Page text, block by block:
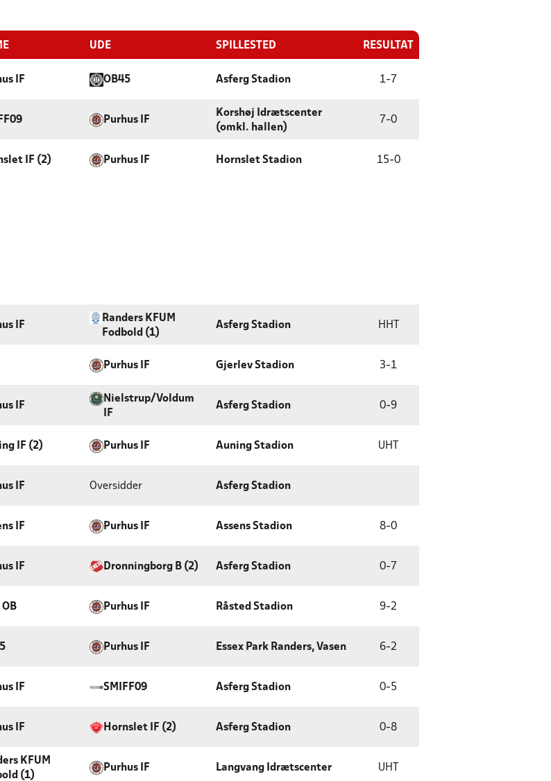
UDE SPILLESTED RESULTAT
IF OB45 Asferg Stadion 1- 7
Purhus IF
Korshøj Idrætscenter
(omkl. hallen)
7 -0
IF (2) Purhus IF Hornslet Stadion 15-0
IF
Randers KFUM
Fodbold (1)
Asferg Stadion HHT
Purhus IF Gjerlev Stadion 3-1
IF
Nielstrup/Voldum
IF
Asferg Stadion 0-9
IF (2) Purhus IF Auning Stadion UHT
IF Oversidder Asferg Stadion
IF Purhus IF Assens Stadion 8-0
IF Dronningborg B (2) Asferg Stadion 0- 7
OB Purhus IF Råsted Stadion 9-2
Purhus IF Essex Park Randers, Vasen 6-2
IF SMIFF09 Asferg Stadion 0-5
IF Hornslet IF (2) Asferg Stadion 0-8
KFUM
(1)
Purhus IF Langvang Idrætscenter UHT